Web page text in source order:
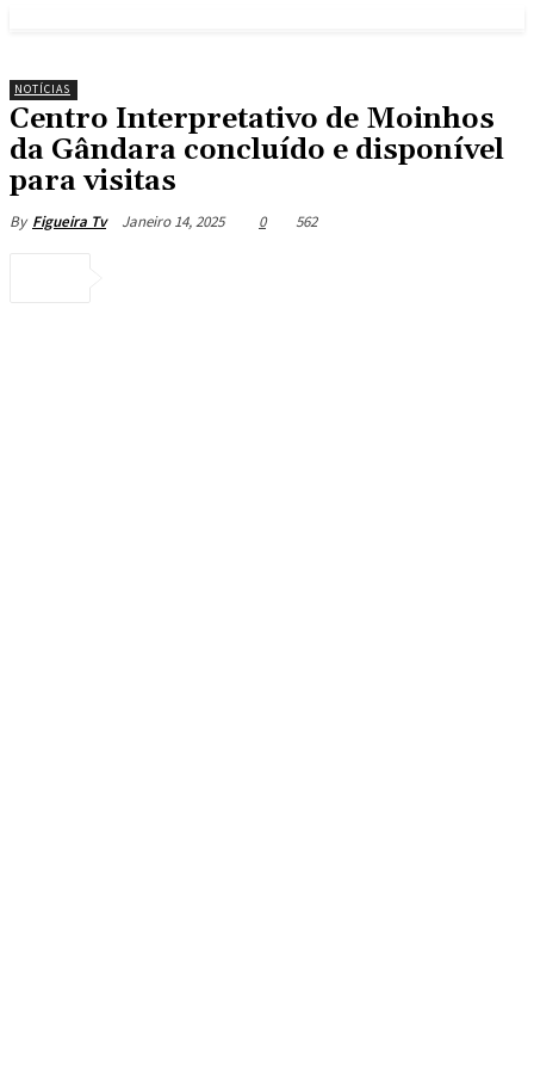
NOTÍCIAS
Centro Interpretativo de Moinhos
da Gândara concluído e disponível
para visitas
By Figueira Tv Janeiro 14, 2025 0 562